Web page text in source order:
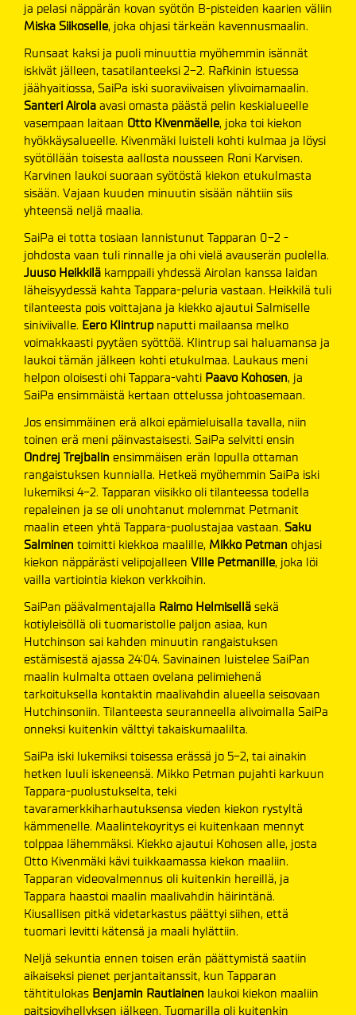
ja pelasi näppärän kovan syötön B-pisteiden kaarien väliin
Miska Siikoselle, joka ohjasi tärkeän kavennusmaalin.
Runsaat kaksi ja puoli minuuttia myöhemmin isännät
iskivät jälleen, tasatilanteeksi 2-2. Rafkinin istuessa
jäähyaitiossa, SaiPa iski suoraviivaisen ylivoimamaalin.
Santeri Airola avasi omasta päästä pelin keskialueelle
vasempaan laitaan Otto Kivenmäelle, joka toi kiekon
hyökkäysalueelle. Kivenmäki luisteli kohti kulmaa ja löysi
syötöllään toisesta aallosta nousseen Roni Karvisen.
Karvinen laukoi suoraan syötöstä kiekon etukulmasta
sisään. Vajaan kuuden minuutin sisään nähtiin siis
yhteensä neljä maalia.
SaiPa ei totta tosiaan lannistunut Tapparan 0-2 -
johdosta vaan tuli rinnalle ja ohi vielä avauserän puolella.
Juuso Heikkilä kamppaili yhdessä Airolan kanssa laidan
läheisyydessä kahta Tappara-peluria vastaan. Heikkilä tuli
tilanteesta pois voittajana ja kiekko ajautui Salmiselle
siniviivalle. Eero Klintrupnaputti mailaansa melko
voimakkaasti pyytäen syöttöä. Klintrup sai haluamansa ja
laukoi tämän jälkeen kohti etukulmaa. Laukaus meni
helpon oloisesti ohi Tappara-vahti Paavo Kohosen, ja
SaiPa ensimmäistä kertaan ottelussa johtoasemaan.
Jos ensimmäinen erä alkoi epämieluisalla tavalla, niin
toinen erä meni päinvastaisesti. SaiPa selvitti ensin
Ondrej Trejbalin ensimmäisen erän lopulla ottaman
rangaistuksen kunnialla. Hetkeä myöhemmin SaiPa iski
lukemiksi 4-2. Tapparan viisikko oli tilanteessa todella
repaleinen ja se oli unohtanut molemmat Petmanit
maalin eteen yhtä Tappara-puolustajaa vastaan. Saku
Salminen toimitti kiekkoa maalille, Mikko Petman ohjasi
kiekon näppärästi velipojalleen Ville Petmanille, joka löi
vailla vartiointia kiekon verkkoihin.
SaiPan päävalmentajalla Raimo Helmisellä sekä
kotiyleisöllä oli tuomaristolle paljon asiaa, kun
Hutchinson sai kahden minuutin rangaistuksen
estämisestä ajassa 24:04. Savinainen luistelee SaiPan
maalin kulmalta ottaen ovelana pelimiehenä
tarkoituksella kontaktin maalivahdin alueella seisovaan
Hutchinsoniin. Tilanteesta seuranneella alivoimalla SaiPa
onneksi kuitenkin välttyi takaiskumaalilta.
SaiPa iski lukemiksi toisessa erässä jo 5-2, tai ainakin
hetken luuli iskeneensä. Mikko Petman pujahti karkuun
Tappara-puolustukselta, teki
tavaramerkkiharhautuksensa vieden kiekon rystyltä
kämmenelle. Maalintekoyritys ei kuitenkaan mennyt
tolppaa lähemmäksi. Kiekko ajautui Kohosen alle, josta
Otto Kivenmäki kävi tuikkaamassa kiekon maaliin.
Tapparan videovalmennus oli kuitenkin hereillä, ja
Tappara haastoi maalin maalivahdin häirintänä.
Kiusallisen pitkä videtarkastus päättyi siihen, että
tuomari levitti kätensä ja maali hylättiin.
Neljä sekuntia ennen toisen erän päättymistä saatiin
aikaiseksi pienet perjantaitanssit, kun Tapparan
tähtitulokas Benjamin Rautiainen laukoi kiekon maaliin
paitsiovihellyksen jälkeen. Tuomarilla oli kuitenkin